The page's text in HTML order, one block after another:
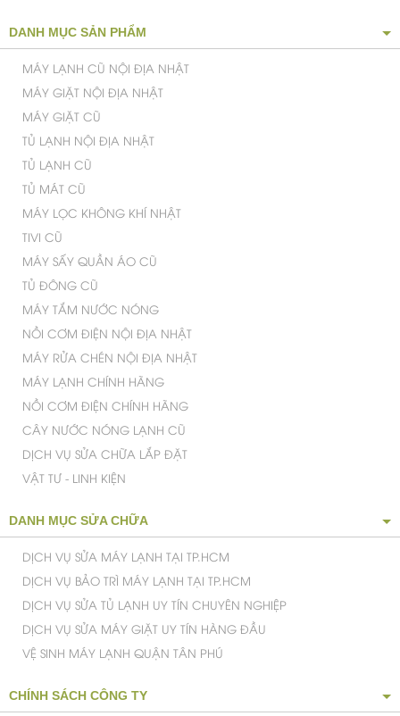
DANH MỤC SẢN PHẨM
MÁY LẠNH CŨ NỘI ĐỊA NHẬT
MÁY GIẶT NỘI ĐỊA NHẬT
MÁY GIẶT CŨ
TỦ LẠNH NỘI ĐỊA NHẬT
TỦ LẠNH CŨ
TỦ MÁT CŨ
MÁY LỌC KHÔNG KHÍ NHẬT
TIVI CŨ
MÁY SẤY QUẦN ÁO CŨ
TỦ ĐÔNG CŨ
MÁY TẮM NƯỚC NÓNG
NỒI CƠM ĐIỆN NỘI ĐỊA NHẬT
MÁY RỬA CHÉN NỘI ĐỊA NHẬT
MÁY LẠNH CHÍNH HÃNG
NỒI CƠM ĐIỆN CHÍNH HÃNG
CÂY NƯỚC NÓNG LẠNH CŨ
DỊCH VỤ SỬA CHỮA LẮP ĐẶT
VẬT TƯ - LINH KIỆN
DANH MỤC SỬA CHỮA
DỊCH VỤ SỬA MÁY LẠNH TẠI TP.HCM
DỊCH VỤ BẢO TRÌ MÁY LẠNH TẠI TP.HCM
DỊCH VỤ SỬA TỦ LẠNH UY TÍN CHUYÊN NGHIỆP
DỊCH VỤ SỬA MÁY GIẶT UY TÍN HÀNG ĐẦU
VỆ SINH MÁY LẠNH QUẬN TÂN PHÚ
CHÍNH SÁCH CÔNG TY